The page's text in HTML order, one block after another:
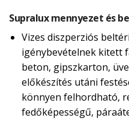
Supralux mennyezet és
Vizes diszperziós
igénybevételnek kitett
beton, gipszkarton,
előkészítés utáni
könnyen felhordható,
fedőképességű,